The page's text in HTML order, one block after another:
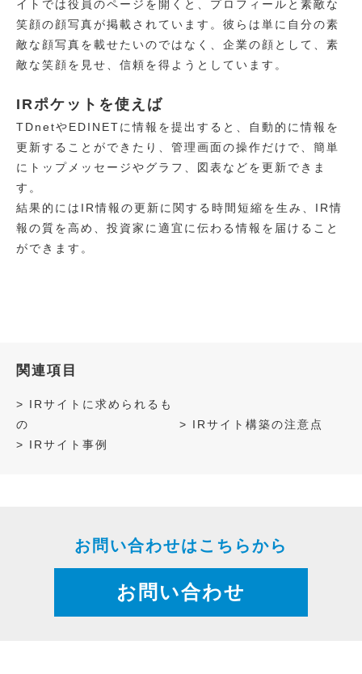
イトでは役員のページを開くと、プロフィールと素敵な
笑顔の顔写真が掲載されています。彼らは単に自分の素
敵な顔写真を載せたいのではなく、企業の顔として、素
敵な笑顔を見せ、信頼を得ようとしています。
IRポケットを使えば
TDnetやEDINETに情報を提出すると、自動的に情報を
更新することができたり、管理画面の操作だけで、簡単
にトップメッセージやグラフ、図表などを更新できま
す。
結果的にはIR情報の更新に関する時間短縮を生み、IR情
報の質を高め、投資家に適宜に伝わる情報を届けること
ができます。
関連項目
> IRサイトに求められるも
の
> IRサイト構築の注意点
> IRサイト事例
お問い合わせはこちらから
お問い合わせ